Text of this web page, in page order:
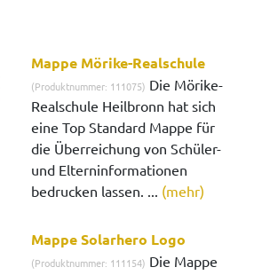
Mappe Mörike-Realschule
(Produktnummer: 111075) Die Mörike-
Realschule Heilbronn hat sich
eine Top Standard Mappe für
die Überreichung von Schüler-
und Elterninformationen
bedrucken lassen. ... (mehr)
Mappe Solarhero Logo
(Produktnummer: 111154) Die Mappe